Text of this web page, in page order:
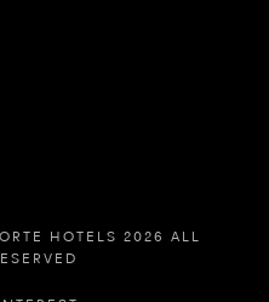
HOTELS 2026 ALL